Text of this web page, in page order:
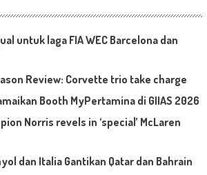
untuk laga FIA WEC Barcelona dan
Review: Corvette trio take charge
Booth MyPertamina di GIIAS 2026
Norris revels in ‘special’ McLaren
dan Italia Gantikan Qatar dan Bahrain